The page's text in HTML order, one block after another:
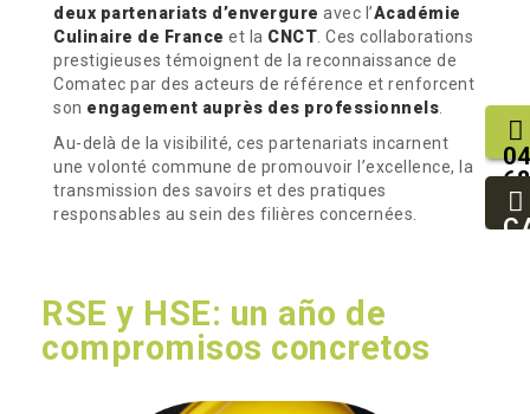
deux partenariats d’envergure avec l’Académie
Culinaire de France et la CNCT . Ces collaborations
prestigieuses témoignent de la reconnaissance de
Comatec par des acteurs de référence et renforcent
son engagement auprès des professionnels
Au-delà de la visibilité, ces partenariats incarnent
une volonté commune de promouvoir l’excellence, la
transmission des savoirs et des pratiques
responsables au sein des filières concernées.
RSE y HSE: un año de
compromisos concretos
04
68
25
93